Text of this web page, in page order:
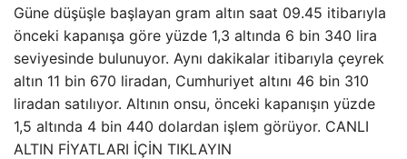
Güne düşüşle başlayan gram altın saat 09.45 itibarıyla
önceki kapanışa göre yüzde 1,3 altında 6 bin 340 lira
seviyesinde bulunuyor. Aynı dakikalar itibarıyla çeyrek
altın 11 bin 670 liradan, Cumhuriyet altını 46 bin 310
liradan satılıyor. Altının onsu, önceki kapanışın yüzde
1,5 altında 4 bin 440 dolardan işlem görüyor. CANLI
ALTIN FİYATLARI İÇİN TIKLAYIN